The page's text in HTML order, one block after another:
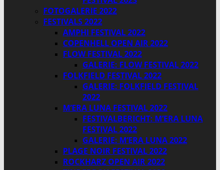
FOTOGALERIE 2022
FESTIVALS 2022
AMPHI FESTIVAL 2022
COPENHELL OPEN AIR 2022
FLOW FESTIVAL 2022
GALERIE: FLOW FESTIVAL 2022
FOLKFIELD FESTIVAL 2022
GALERIE: FOLKFIELD FESTIVAL
2022
M’ERA LUNA FESTIVAL 2022
FESTIVALBERICHT: M’ERA LUNA
FESTIVAL 2022
GALERIE: M’ERA LUNA 2022
PLAGE NOIR FESTIVAL 2022
ROCKHARZ OPEN AIR 2022